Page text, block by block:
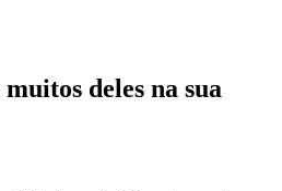
deles na sua